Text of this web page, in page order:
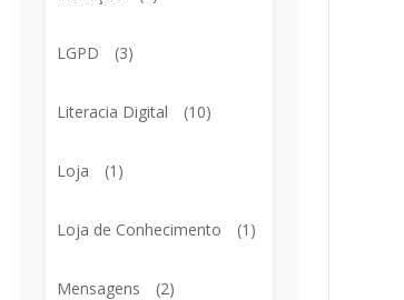
LGPD (3)
Literacia Digital (10)
Loja (1)
Loja de Conhecimento (1)
Mensagens (2)